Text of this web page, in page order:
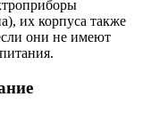
их корпуса также
они не имеют